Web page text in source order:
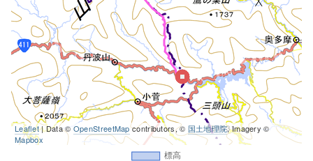
Leaflet| Data © OpenStreetMapcontributors, © 国土地理院, Imagery ©
Mapbox